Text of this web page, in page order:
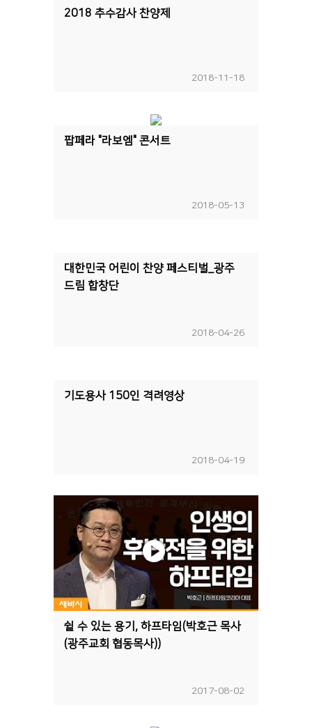
2018 추수감사 찬양제
2018-11-18
팝페라 "라보엠" 콘서트
2018-05-13
대한민국 어린이 찬양 페스티벌_광주
드림 합창단
2018-04-26
기도용사 150인 격려영상
2018-04-19
쉴 수 있는 용기, 하프타임(박호근 목사
(광주교회 협동목사))
2017-08-02